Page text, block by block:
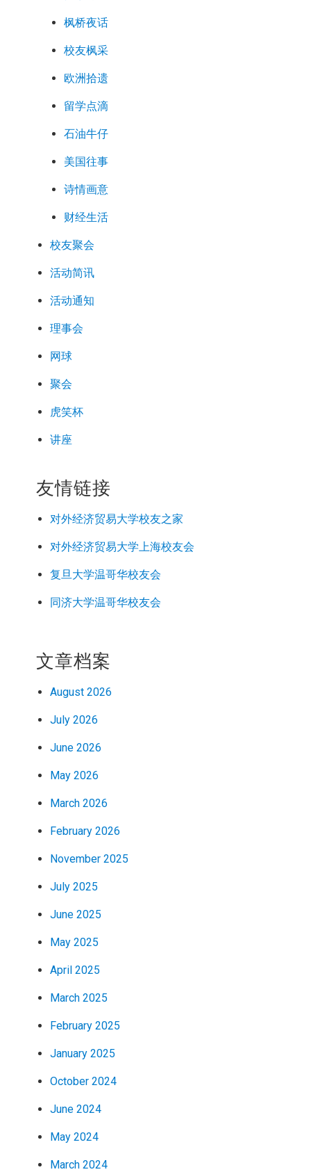
枫桥夜话
校友枫采
欧洲拾遗
留学点滴
石油牛仔
美国往事
诗情画意
财经生活
校友聚会
活动简讯
活动通知
理事会
网球
聚会
虎笑杯
讲座
友情链接
对外经济贸易大学校友之家
对外经济贸易大学上海校友会
复旦大学温哥华校友会
同济大学温哥华校友会
文章档案
August 2026
July 2026
June 2026
May 2026
March 2026
February 2026
November 2025
July 2025
June 2025
May 2025
April 2025
March 2025
February 2025
January 2025
October 2024
June 2024
May 2024
March 2024